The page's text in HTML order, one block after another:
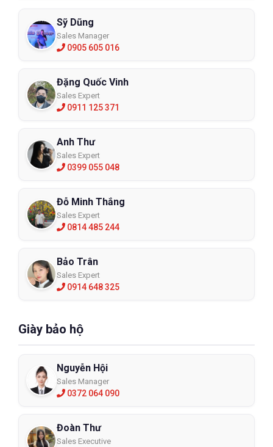
Sỹ Dũng
Sales Manager
0905 605 016
Đặng Quốc Vinh
Sales Expert
0911 125 371
Anh Thư
Sales Expert
0399 055 048
Đỗ Minh Thắng
Sales Expert
0814 485 244
Bảo Trân
Sales Expert
0914 648 325
Giày bảo hộ
Nguyễn Hội
Sales Manager
0372 064 090
Đoàn Thư
Sales Executive